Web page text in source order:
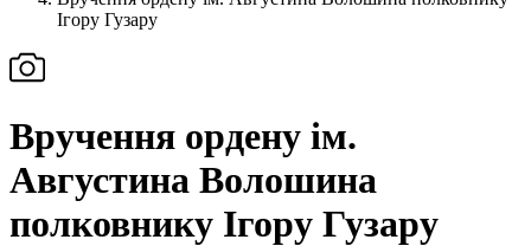
Ігору Гузару
Вручення ордену ім.
Августина Волошина
полковнику Ігору Гузару